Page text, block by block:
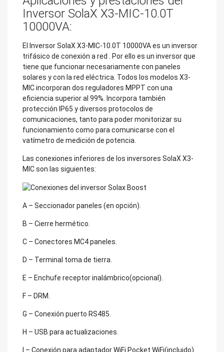
Inversor SolaX X3-MIC-10.0T
10000VA:
El Inversor SolaX X3-MIC-10.0T 10000VA es un inversor
trifásico de conexión a red
. Por ello es un inversor que
tiene que funcionar necesariamente con paneles
solares y con la red eléctrica. Todos los modelos X3-
MIC incorporan dos reguladores MPPT con una
eficiencia superior al 99%. Incorpora también
protección IP65 y diversos protocolos de
comunicaciones, tanto para poder monitorizar su
funcionamiento como para comunicarse con el
vatímetro de medición de potencia.
Las conexiones inferiores de los inversores SolaX X3-
MIC son las siguientes:
A – Seccionador paneles (en opción).
B – Cierre hermético.
C – Conectores MC4 paneles.
D – Terminal toma de tierra.
E – Enchufe receptor inalámbrico(opcional).
F – DRM.
G – Conexión puerto RS485.
H – USB para actualizaciones.
I – Conexión para adaptador WiFi Pocket WiFi(incluido).